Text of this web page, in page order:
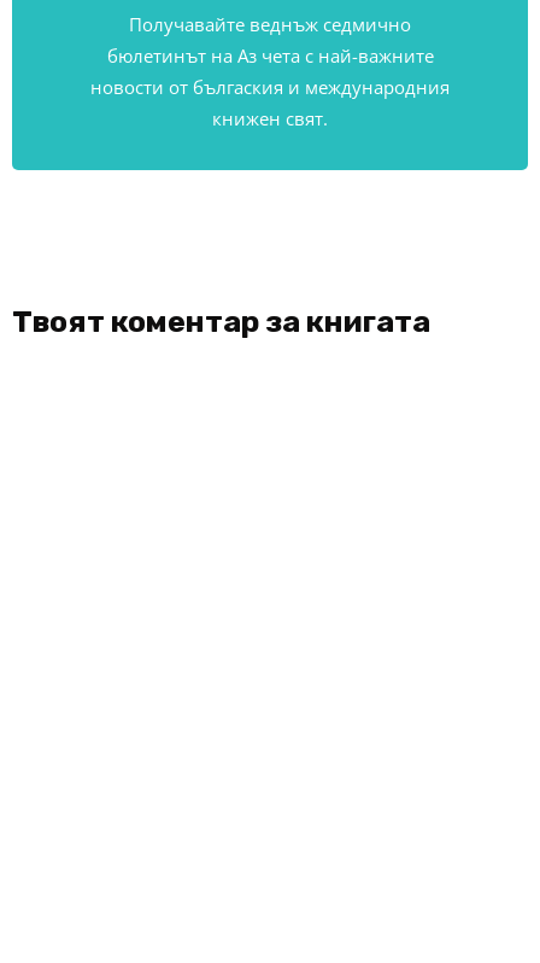
Получавайте веднъж седмично
бюлетинът на Аз чета с най-важните
новости от бългаския и международния
книжен свят.
Твоят коментар за книгата